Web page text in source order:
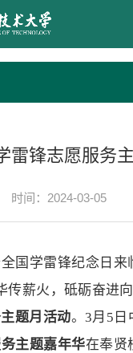
雷锋志愿服务
时间：2024-03-05
国学雷锋纪念日来
传薪火，砥砺奋进
题月活动。3月5日
主题嘉年华在奉贤